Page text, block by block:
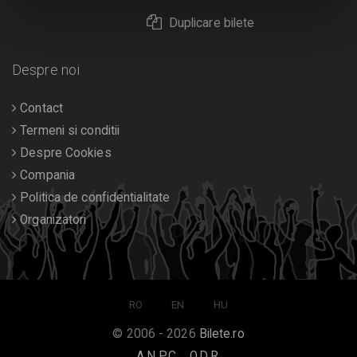
Duplicare bilete
Despre noi
Contact
Termeni si conditii
Despre Cookies
Compania
Politica de confidentialitate
Organizatori
RO EN HU
© 2006 - 2026 Bilete.ro